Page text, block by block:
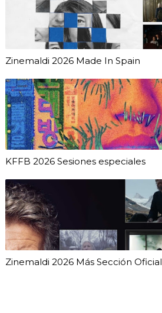
Zinemaldi 2026 Made In Spain
KFFB 2026 Sesiones especiales
Zinemaldi 2026 Más Sección Oficial